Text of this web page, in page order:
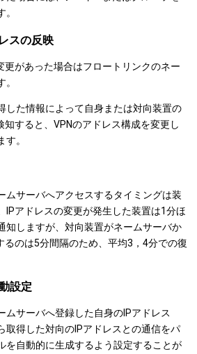
スの反映
更があった場合はフロートリンクのネー
した情報によって自身または対向装置の
知すると、VPNのアドレス構成を変更し
。
ムサーバへアクセスするタイミングは装
IPアドレスの変更が発生した装置は1分ほ
知しますが、対向装置がネームサーバか
るのは5分間隔のため、平均3，4分での復
設定
ムサーバへ登録した自身のIPアドレス
取得した対向のIPアドレスとの通信をパ
を自動的に生成するよう設定することが